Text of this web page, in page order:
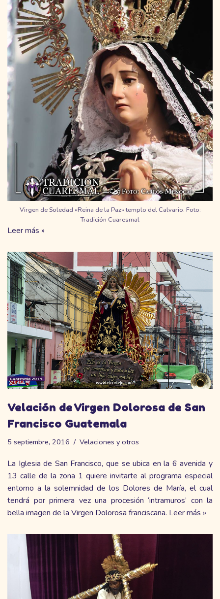
Virgen de Soledad «Reina de la Paz» templo del Calvario. Foto:
Tradición Cuaresmal
Leer más »
Velación de Virgen Dolorosa de San
Francisco Guatemala
5 septiembre, 2016 Velaciones y otros
La Iglesia de San Francisco, que se ubica en la 6 avenida y
13 calle de la zona 1 quiere invitarte al programa especial
entorno a la solemnidad de los Dolores de María, el cual
tendrá por primera vez una procesión ‘intramuros’ con la
bella imagen de la Virgen Dolorosa franciscana. Leer más »